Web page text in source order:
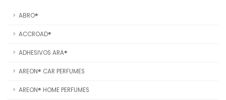
ABRO®
ACCROAD®
ADHESIVOS ARA®
AREON® CAR PERFUMES
AREON® HOME PERFUMES